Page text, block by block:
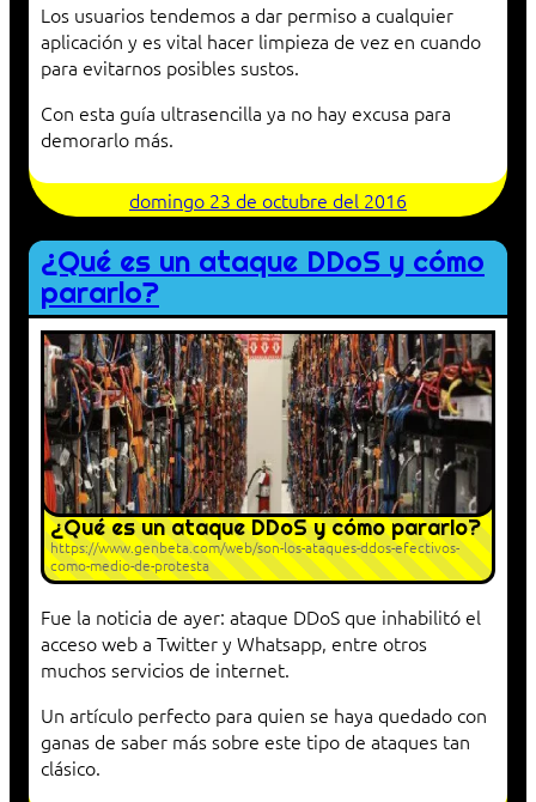
Los usuarios tendemos a dar permiso a cualquier
aplicación y es vital hacer limpieza de vez en cuando
para evitarnos posibles sustos.
Con esta guía ultrasencilla ya no hay excusa para
demorarlo más.
domingo 23 de octubre del 2016
¿Qué es un ataque DDoS y cómo
pararlo?
¿Qué es un ataque DDoS y cómo pararlo?
https://www.genbeta.com/web/son-los-ataques-ddos-efectivos-
como-medio-de-protesta
Fue la noticia de ayer: ataque DDoS que inhabilitó el
acceso web a Twitter y Whatsapp, entre otros
muchos servicios de internet.
Un artículo perfecto para quien se haya quedado con
ganas de saber más sobre este tipo de ataques tan
clásico.